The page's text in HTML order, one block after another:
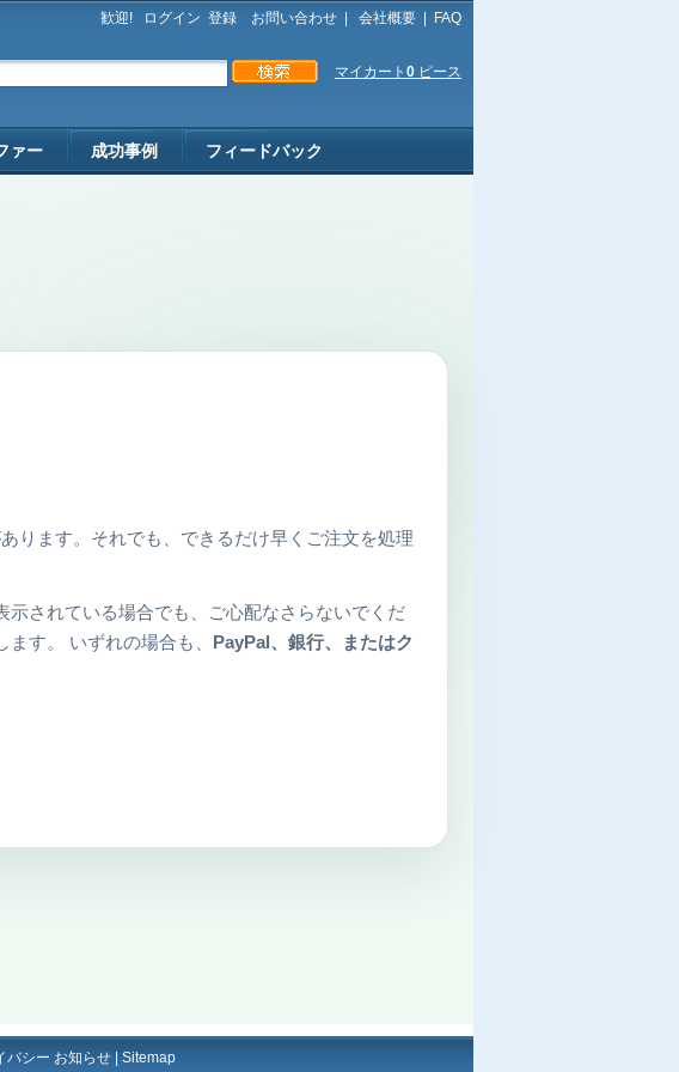
歓迎! ログイン 登録 お問い合わせ 会社概要 FAQ
マイカート 0 ピース
ァー 成功事例 フィードバック
ります。それでも、できるだけ早くご注文を処理
示されている場合でも、ご心配なさらないでくだ
ます。 いずれの場合も、 PayPal、銀行、またはク
バシー お知らせ Sitemap